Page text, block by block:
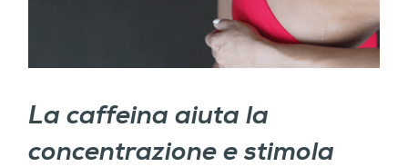
informazioni sul modo in cui utilizza il nostro sito con i
nostri partner che si occupano di analisi dei dati web,
pubblicità e social media, i quali potrebbero combinarle
La caffeina aiuta la
concentrazione e stimola